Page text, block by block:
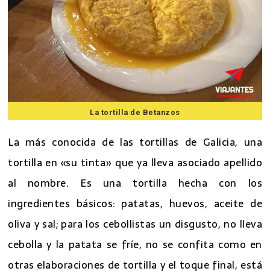
La tortilla de Betanzos
La más conocida de las tortillas de Galicia, una
tortilla en «su tinta» que ya lleva asociado apellido
al nombre. Es una tortilla hecha con los
ingredientes básicos: patatas, huevos, aceite de
oliva y sal; para los cebollistas un disgusto, no lleva
cebolla y la patata se fríe, no se confita como en
otras elaboraciones de tortilla y el toque final, está